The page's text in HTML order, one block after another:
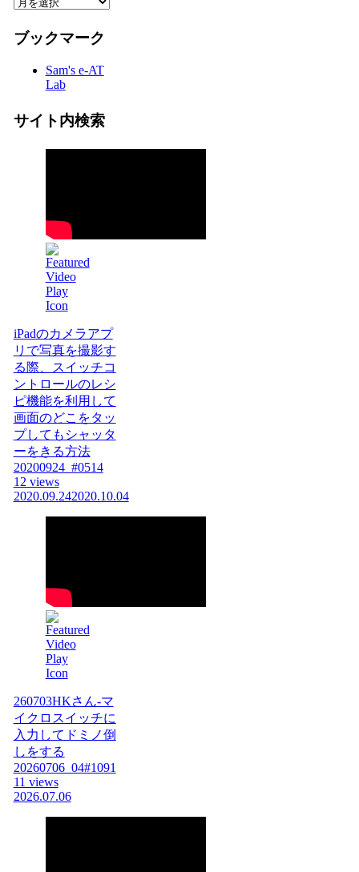
ブックマーク
Sam's e-AT
Lab
サイト内検索
iPadのカメラアプ
リで写真を撮影す
る際、スイッチコ
ントロールのレシ
ピ機能を利用して
画面のどこをタッ
プしてもシャッタ
ーをきる方法
20200924_#0514
12 views
2020.09.242020.10.04
260703HKさん-マ
イクロスイッチに
入力してドミノ倒
しをする
20260706_04#1091
11 views
2026.07.06